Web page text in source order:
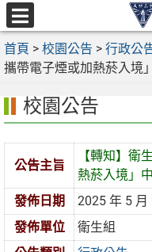
跳
至
主
要
區
選
單
首頁 > 校園公告 > 行政公
攜帶電子煙或加熱菸入境
校園公告
公告主旨
【轉知】衛
熱菸入境」
發佈日期
2025 年 5 月
發佈單位
衛生組